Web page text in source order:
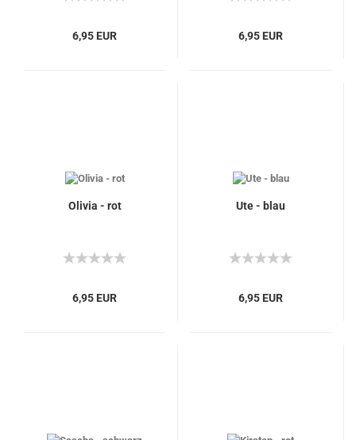
6,95 EUR 6,95 EUR
Olivia - rot
6,95 EUR
Ute - blau
6,95 EUR